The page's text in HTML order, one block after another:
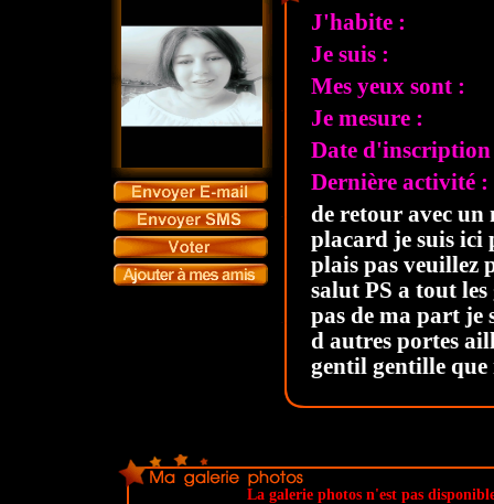
J'habite :
Je suis :
Mes yeux sont :
Je mesure :
Date
Dernière activité :
de retour avec un
placard je suis ici
plais pas veuillez
salut PS a tout
pas de ma part je
d autres portes
gentil gentille que
La galerie photos n'est pas